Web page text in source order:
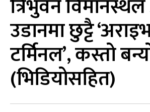
त्रिभुवन
उडानमा छुट्टै
टर्मिनल’, कस्तो
(भिडियोसहित)